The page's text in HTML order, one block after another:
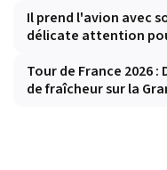
Il prend l'avion avec
délicate attention
Tour de France 2026
de fraîcheur sur la